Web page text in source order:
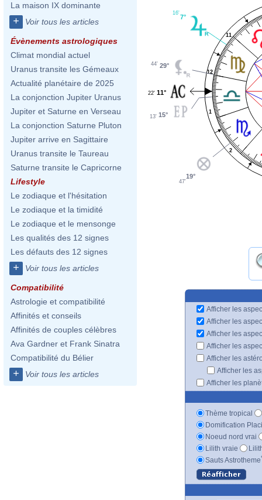
La maison IX dominante
+ Voir tous les articles
Évènements astrologiques
Climat mondial actuel
Uranus transite les Gémeaux
Actualité planétaire de 2025
La conjonction Jupiter Uranus
Jupiter et Saturne en Verseau
La conjonction Saturne Pluton
Jupiter arrive en Sagittaire
Uranus transite le Taureau
Saturne transite le Capricorne
Lifestyle
Le zodiaque et l'hésitation
Le zodiaque et la timidité
Le zodiaque et le mensonge
Les qualités des 12 signes
Les défauts des 12 signes
+ Voir tous les articles
Compatibilité
Astrologie et compatibilité
Affinités et conseils
Affinités de couples célèbres
Ava Gardner et Frank Sinatra
Compatibilité du Bélier
+ Voir tous les articles
1
2
11
12
7°
16'
29°
44'
11°
22'
15°
13'
19°
47'
Afficher les
Afficher les
Afficher les
Afficher les
Afficher les
Afficher les
Afficher les
Thème tropical
Domification
Noeud nord vrai
Lilith vraie
Sauts Astrotheme